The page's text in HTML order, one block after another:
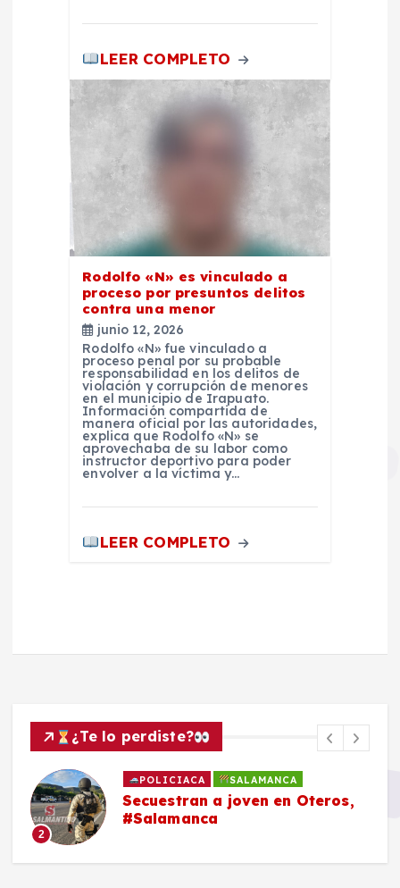
LEER COMPLETO
Rodolfo «N» es vinculado a
proceso por presuntos delitos
contra una menor
junio 12, 2026
Rodolfo «N» fue vinculado a
proceso penal por su probable
responsabilidad en los delitos de
violación y corrupción de menores
en el municipio de Irapuato.
Información compartida de
manera oficial por las autoridades,
explica que Rodolfo «N» se
aprovechaba de su labor como
instructor deportivo para poder
envolver a la víctima y…
LEER COMPLETO
¿Te lo perdiste?
2
POLICIACA SALAMANCA
Secuestran a joven en Oteros,
#Salamanca